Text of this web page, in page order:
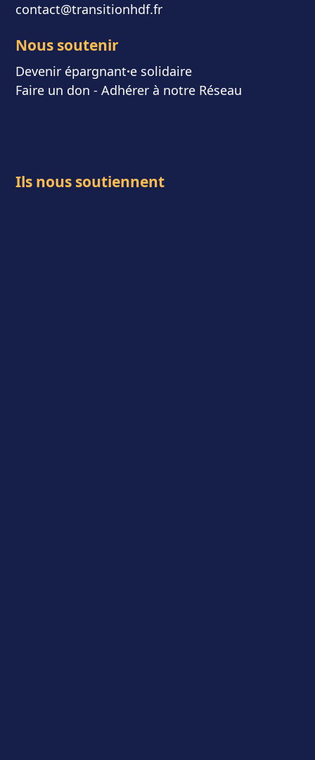
contact@transitionhdf.fr
Nous soutenir
Devenir épargnant⸱e solidaire
Faire un don - Adhérer à notre Réseau
Ils nous soutiennent